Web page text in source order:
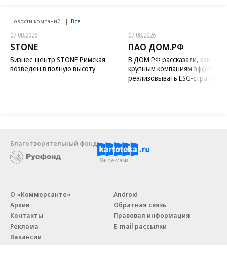
Новости компаний Все
07.08.2026
STONE
Бизнес-центр STONE Римская
возведен в полную высоту
07.08.2026
ПАО ДОМ.РФ
В ДОМ.РФ рассказали, как
крупным компаниям
реализовывать ESG-стратегию
Благотворительный фонд
18+ реклама
О «Коммерсанте»
Архив
Контакты
Реклама
Вакансии
Android
Обратная связь
Правовая информация
E-mail рассылки